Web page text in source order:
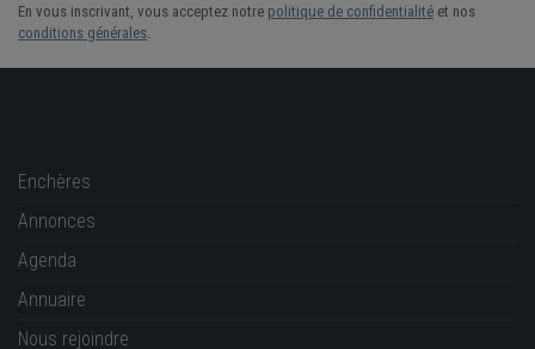
En vous inscrivant, vous acceptez notre politique de confidentialité et nos
conditions générales
Enchères
Annonces
Agenda
Annuaire
Nous rejoindre